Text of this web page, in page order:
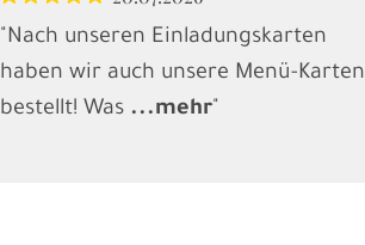
"Nach unseren Einladungskarten
haben wir auch unsere Menü-Karten
bestellt! Was ...mehr"